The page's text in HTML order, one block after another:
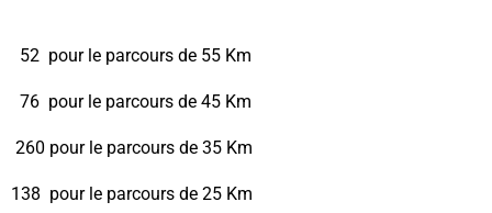
52 pour le parcours de 55 Km
76 pour le parcours de 45 Km
260 pour le parcours de 35 Km
138 pour le parcours de 25 Km